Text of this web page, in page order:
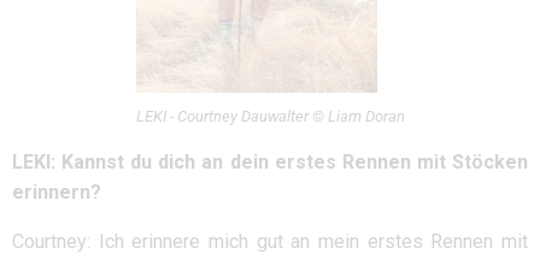
LEKI - Courtney Dauwalter © Liam Doran
LEKI: Kannst du dich an dein erstes Rennen mit Stöcken
erinnern?
Courtney: Ich erinnere mich gut an mein erstes Rennen mit